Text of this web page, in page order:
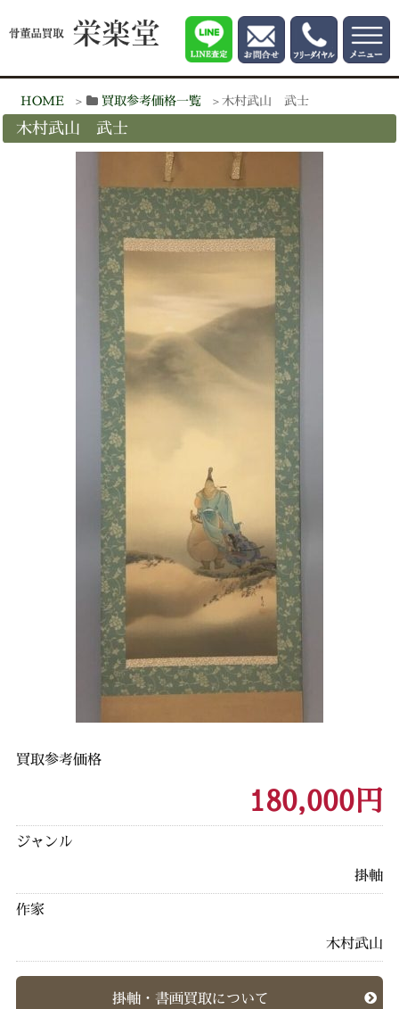
HOME 買取参考価格一覧 木村武山 武士
木村武山 武士
買取参考価格
180,000円
ジャンル
掛軸
作家
木村武山
掛軸・書画買取について